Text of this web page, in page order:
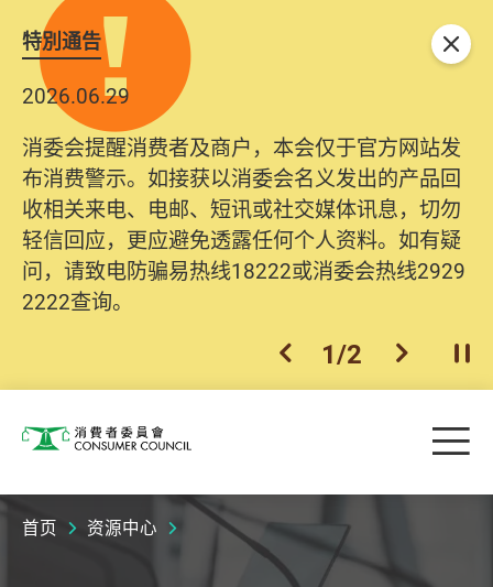
特別通告
2026.06.29
消委会提醒消费者及商户，本会仅于官方网站发
布消费警示。如接获以消委会名义发出的产品回
收相关来电、电邮、短讯或社交媒体讯息，切勿
轻信回应，更应避免透露任何个人资料。如有疑
问，请致电防骗易热线18222或消委会热线2929
2222查询。
上一个
1/2 下一个开
关闭
消费者委员会 目
首页 资源中心